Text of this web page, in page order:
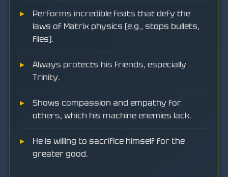
Performs incredible feats that defy the
laws of Matrix physics (e.g., stops bullets,
flies).
Always protects his friends, especially
Trinity.
Shows compassion and empathy for
others, which his machine enemies lack.
He is willing to sacrifice himself for the
greater good.